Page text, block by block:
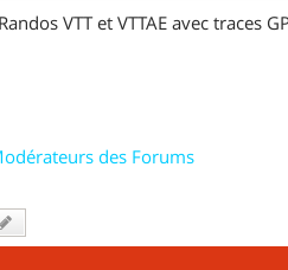
VTT et VTTAE avec traces
des Forums